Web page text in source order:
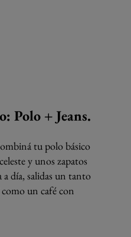
Polo + Jeans.
tu polo básico
y unos zapatos
día, salidas un tanto
como un café con